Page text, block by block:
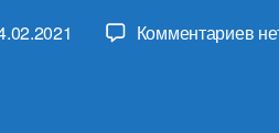
Комментариевк